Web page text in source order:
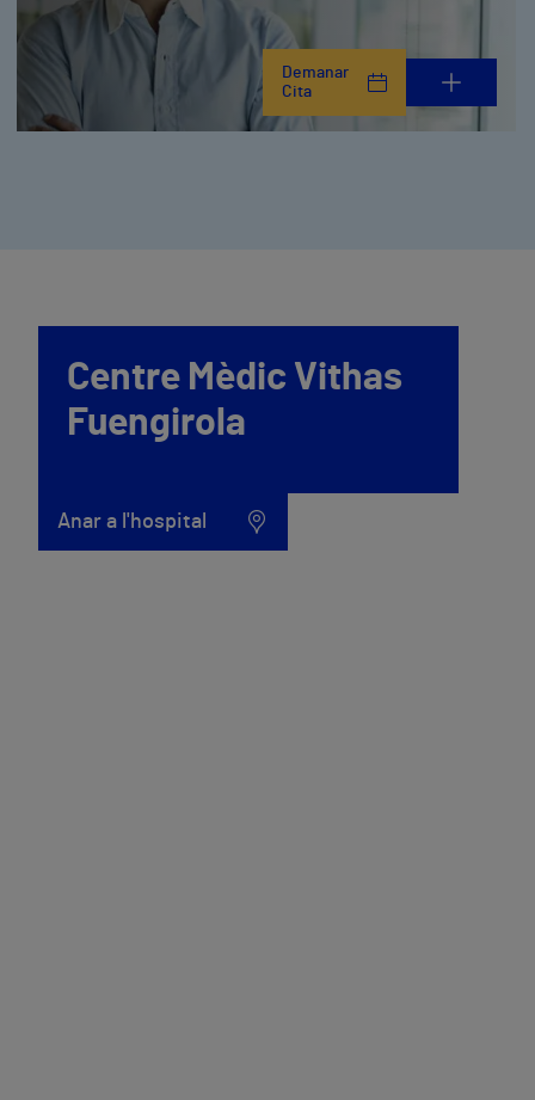
Demanar
Cita
Centre Mèdic Vithas
Fuengirola
Anar a l'hospital